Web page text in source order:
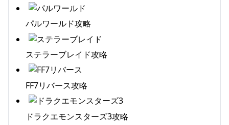
パルワールド攻略
ステラーブレイド攻略
FF7リバース攻略
ドラクエモンスターズ3攻略